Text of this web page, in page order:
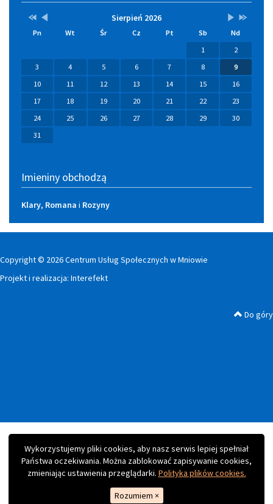
Wykorzystujemy pliki cookies, aby nasz serwis lepiej spełniał
Państwa oczekiwania. Można zablokować zapisywanie cookies,
zmieniając ustawienia przeglądarki. Polityka plików cookies.
Rozumiem ×
Lista
wydarzeń
Sierpień 2026Brak
w
Przestaw
na
Przestaw
na
Przestaw
na
Wrzesień
2026
Przestaw
na
Sierpień
2027
Pn Wt Śr Cz Pt Sb
Nd
1
2
3
4 5 6 7 8
9
10
11 12 13 14 15
16
17
18 19 20 21 22
23
24
25 26 27 28 29
30
31
Imieniny obchodzą
Klary, Romana i Rozyny
Copyright © 2026 Centrum Usług Społecznych w Mniowie
Projekt i realizacja: Interefekt
Do góry